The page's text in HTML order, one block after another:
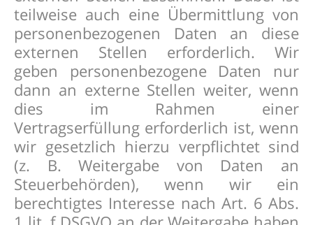
teilweise auch eine Übermittlung von
personenbezogenen Daten an diese
externen Stellen erforderlich. Wir
geben personenbezogene Daten nur
dann an externe Stellen weiter, wenn
dies im Rahmen einer
Vertragserfüllung erforderlich ist, wenn
wir gesetzlich hierzu verpflichtet sind
(z. B. Weitergabe von Daten an
Steuerbehörden), wenn wir ein
berechtigtes Interesse nach Art. 6 Abs.